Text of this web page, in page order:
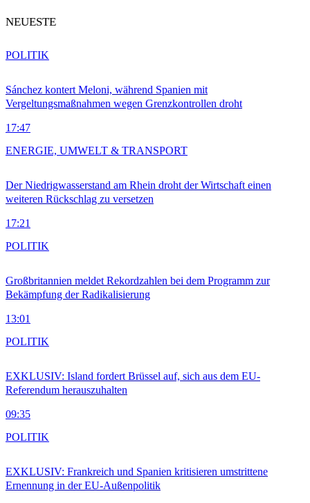
NEUESTE
Sánchez kontert Meloni, während Spanien mit
Vergeltungsmaßnahmen wegen Grenzkontrollen droht
17:47
POLITIK
Der Niedrigwasserstand am Rhein droht der Wirtschaft einen
weiteren Rückschlag zu versetzen
17:21
ENERGIE, UMWELT & TRANSPORT
Großbritannien meldet Rekordzahlen bei dem Programm zur
Bekämpfung der Radikalisierung
13:01
POLITIK
EXKLUSIV: Island fordert Brüssel auf, sich aus dem EU-
Referendum herauszuhalten
09:35
POLITIK
EXKLUSIV: Frankreich und Spanien kritisieren umstrittene
Ernennung in der EU-Außenpolitik
POLITIK